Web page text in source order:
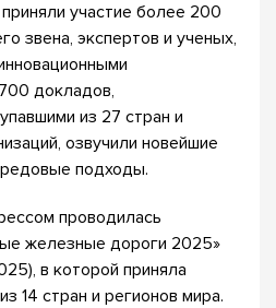
участие более 200
звена, экспертов и ученых,
докладов,
из 27 стран и
озвучили новейшие
подходы.
проводилась
железные дороги 2025»
в которой приняла
14 стран и регионов мира.